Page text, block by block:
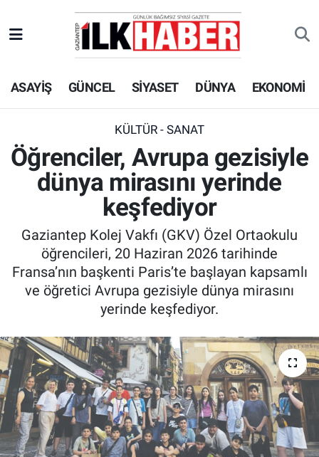
ASAYİŞ GÜNCEL SİYASET DÜNYA EKONOMİ
KÜLTÜR - SANAT
Öğrenciler, Avrupa gezisiyle
dünya mirasını yerinde
keşfediyor
Gaziantep Kolej Vakfı (GKV) Özel Ortaokulu
öğrencileri, 20 Haziran 2026 tarihinde
Fransa’nın başkenti Paris’te başlayan kapsamlı
ve öğretici Avrupa gezisiyle dünya mirasını
yerinde keşfediyor.
EKONOMİ
SİYASET
SPOR
TEKNOLOJİ
ASAYİŞ
EĞİTİM
KÜLTÜR - SANAT
Beyoğlu Hava Durumu
Beyoğlu Trafik Yoğunluk Haritası
Süper Lig Puan Durumu ve Fikstür
Tüm Manşetler
Son Dakika Haberleri
Haber Arşivi